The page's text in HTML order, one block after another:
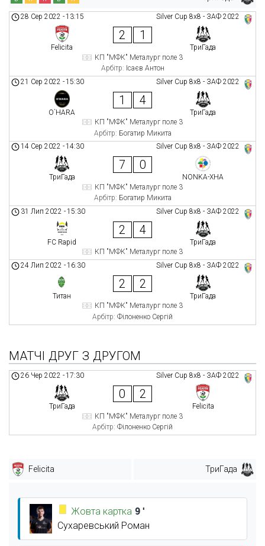
Silver Cup 8х8 - ЗАФ 2022
28 Сер 2022 -13:15
Felicita
2 1
ТриГада
КП "МФК" Металург поле 3
Арбітр: Ісаєв Антон
Silver Cup 8х8 - ЗАФ 2022
21 Сер 2022 -15:30
O`HARA
1 4
ТриГада
КП "МФК" Металург поле 3
Арбітр: Богатир Микита
Silver Cup 8х8 - ЗАФ 2022
14 Сер 2022 -14:30
ТриГада
7 0
NONKA-ХНА
КП "МФК" Металург поле 3
Арбітр: Богатир Микита
Silver Cup 8х8 - ЗАФ 2022
31 Лип 2022 -15:30
FC Rapid
2 4
ТриГада
КП "МФК" Металург поле 3
Silver Cup 8х8 - ЗАФ 2022
24 Лип 2022 -16:30
Титан
2 2
ТриГада
КП "МФК" Металург поле 3
Арбітр: Філоненко Сергій
МАТЧІ ДРУГ З ДРУГОМ
Silver Cup 8х8 - ЗАФ 2022
26 Чер 2022 -17:30
ТриГада
0 2
Felicita
КП "МФК" Металург поле 3
Арбітр: Філоненко Сергій
Felicita ТриГада
Жовта картка 9'
Сухаревський Роман